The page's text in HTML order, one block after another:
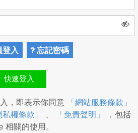
入 忘記密碼
，即表示你同意
「網站服務條款」
私權條款」 「免責聲明」
，包括
相關的使用。